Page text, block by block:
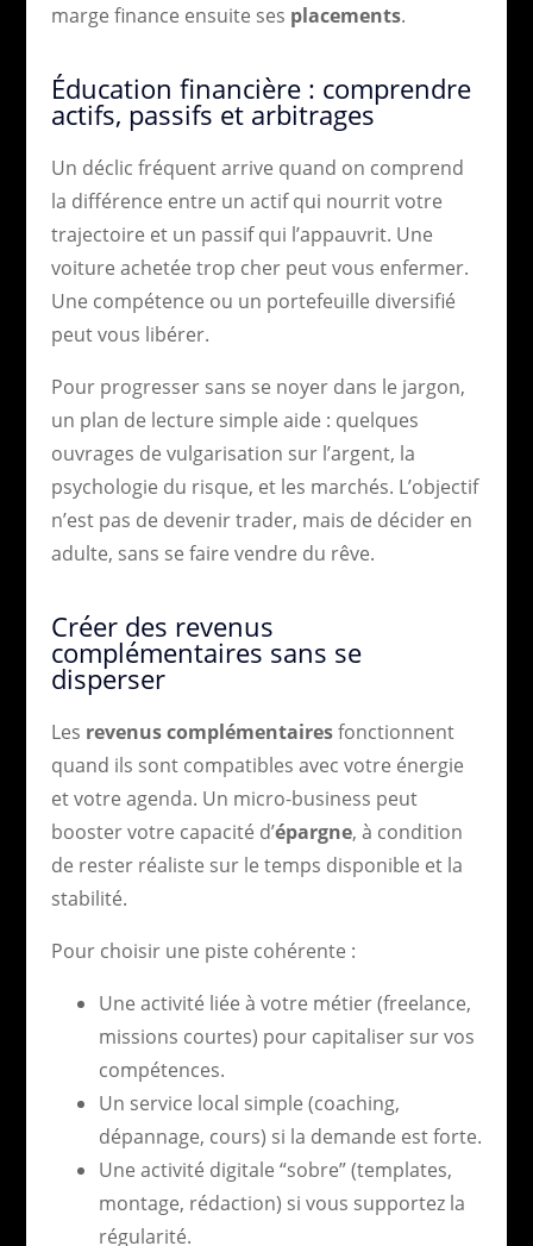
marge finance ensuite ses placements.
Éducation financière : comprendre
actifs, passifs et arbitrages
Un déclic fréquent arrive quand on comprend
la différence entre un actif qui nourrit votre
trajectoire et un passif qui l’appauvrit. Une
voiture achetée trop cher peut vous enfermer.
Une compétence ou un portefeuille diversifié
peut vous libérer.
Pour progresser sans se noyer dans le jargon,
un plan de lecture simple aide : quelques
ouvrages de vulgarisation sur l’argent, la
psychologie du risque, et les marchés. L’objectif
n’est pas de devenir trader, mais de décider en
adulte, sans se faire vendre du rêve.
Créer des revenus
complémentaires sans se
disperser
Les revenus complémentairesfonctionnent
quand ils sont compatibles avec votre énergie
et votre agenda. Un micro-business peut
booster votre capacité d’épargne, à condition
de rester réaliste sur le temps disponible et la
stabilité.
Pour choisir une piste cohérente :
Une activité liée à votre métier (freelance,
missions courtes) pour capitaliser sur vos
compétences.
Un service local simple (coaching,
dépannage, cours) si la demande est forte.
Une activité digitale “sobre” (templates,
montage, rédaction) si vous supportez la
régularité.